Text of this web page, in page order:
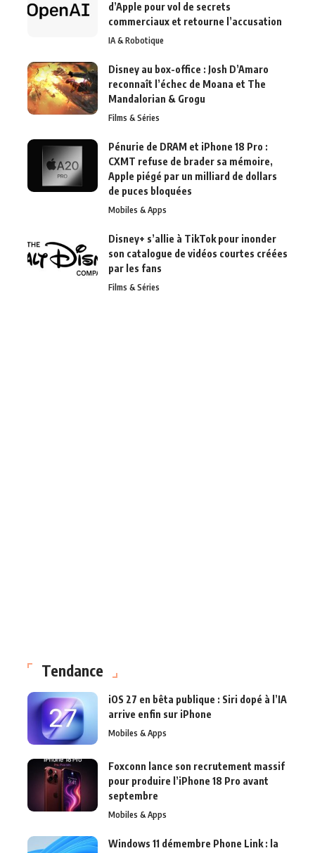
d’Apple pour vol de secrets
commerciaux et retourne l’accusation
IA & Robotique
Disney au box-office : Josh D’Amaro
reconnaît l’échec de Moana et The
Mandalorian & Grogu
Films & Séries
Pénurie de DRAM et iPhone 18 Pro :
CXMT refuse de brader sa mémoire,
Apple piégé par un milliard de dollars
de puces bloquées
Mobiles & Apps
Disney+ s’allie à TikTok pour inonder
son catalogue de vidéos courtes créées
par les fans
Films & Séries
Tendance
iOS 27 en bêta publique : Siri dopé à l’IA
arrive enfin sur iPhone
Mobiles & Apps
Foxconn lance son recrutement massif
pour produire l’iPhone 18 Pro avant
septembre
Mobiles & Apps
Windows 11 démembre Phone Link : la